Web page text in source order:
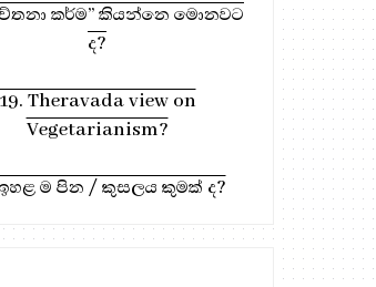
කර්ම” කියන්නෙ මොනවට
ද?
19. Theravada view on
Vegetarianism?
ඉහළ ම පින / කුසලය කුමක් ද?